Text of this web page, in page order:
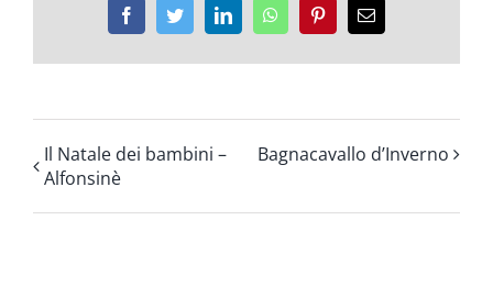
FacebookTwitterLinkedInWhatsAppPinterestEmail
Il Natale dei bambini –
Alfonsinè
Bagnacavallo d’Inverno